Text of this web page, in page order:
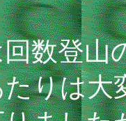
数登山
りは大